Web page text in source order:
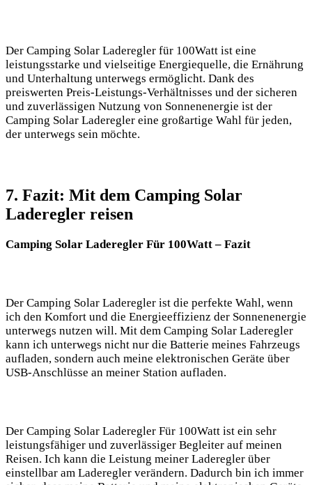
Der Camping Solar Laderegler für 100Watt ist ​eine
leistungsstarke und vielseitige Energiequelle, die Ernährung
und Unterhaltung unterwegs ermöglicht. Dank des
preiswerten​ Preis-Leistungs-Verhältnisses und der sicheren​
und ​zuverlässigen Nutzung von Sonnenenergie ist der
Camping Solar Laderegler eine‍ großartige Wahl für jeden,
der unterwegs ‍sein möchte.
7. Fazit: Mit dem​ Camping ‌Solar
Laderegler ​reisen
Camping Solar‌ Laderegler Für 100Watt – Fazit
Der Camping Solar‍ Laderegler ist die perfekte Wahl, wenn⁤
ich den Komfort und die Energieeffizienz der Sonnenenergie
unterwegs nutzen will. Mit dem Camping Solar Laderegler
kann ich unterwegs nicht nur die Batterie meines Fahrzeugs
aufladen, sondern auch meine elektronischen Geräte über
USB-Anschlüsse‌ an meiner Station ‍aufladen.⁤
Der Camping Solar Laderegler Für 100Watt ist⁤ ein sehr
leistungsfähiger und zuverlässiger Begleiter auf meinen
Reisen. Ich kann die Leistung meiner Laderegler über
einstellbar am Laderegler⁢ verändern. Dadurch bin ich immer